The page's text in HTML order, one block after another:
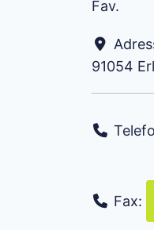
91054
Fax: